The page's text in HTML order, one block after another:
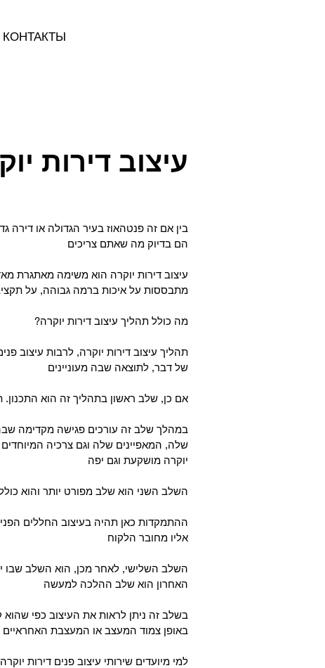
КОНТАКТЫ
עיצוב דירות
בין אם זה פנטהאוז בעיר הגדולה או דירה
הם בדיוק מה שאתם צריכים
עיצוב דירות יוקרה הוא משימה מאתגרת
מתבססות על איכות ברמה גבוהה, על
?מה כולל תהליך עיצוב דירות יוקרה
תהליך עיצוב דירות יוקרה, לרבות עיצוב
של דבר, לתוצאה שבה מעוניינים
אם כן, שלב ראשון בתהליך זה הוא התכנון.
במהלך שלב זה עורכים פגישה מקדימה שבה
שלה, המאפיינים שלה וגם צרכיה המיוחדים
יוקרה מושקעת וגם יפה
השלב השני הוא שלב מפורט יותר והוא
ההתמקדות כאן תהיה בעיצוב החללים
אליו מחובר הלקוח
השלב השלישי, לאחר מכן, הוא השלב שבו
האחרון הוא שלב ההלכה למעשה
בשלב זה ניתן לראות את העיצוב כפי שהוא
באופן צמוד המעצב או המעצבת
?למי מיועדים שירותי עיצוב פנים דירות יוקרה